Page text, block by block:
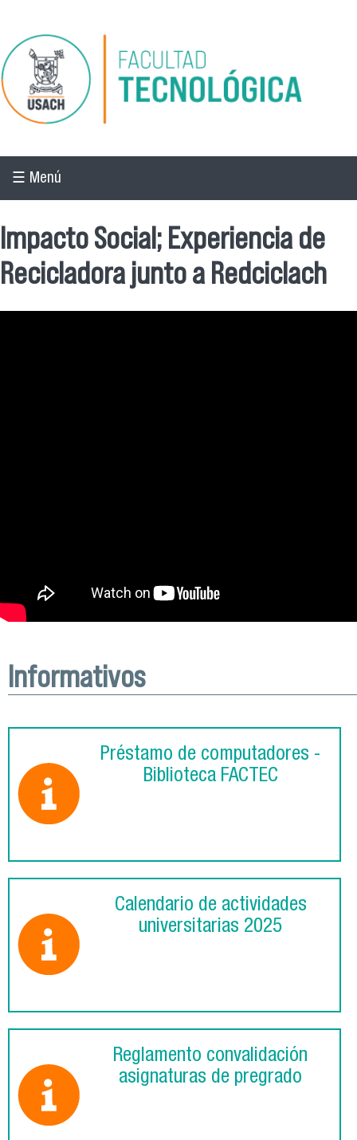
Pasar al contenido principal
☰ Menú
Impacto Social; Experiencia de
Recicladora junto a Redciclach
Informativos
Préstamo de computadores -
Biblioteca FACTEC
Calendario de actividades
universitarias 2025
Reglamento convalidación
asignaturas de pregrado